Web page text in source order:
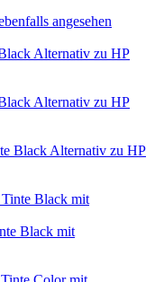
angesehen
Alternativ zu HP
Alternativ zu HP
Alternativ zu HP
Black mit